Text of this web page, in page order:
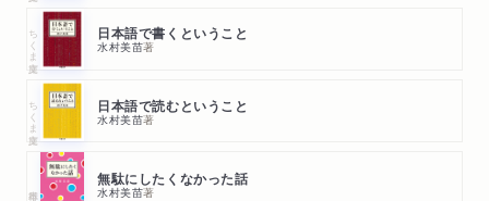
ちくま文庫 日本語で書くということ
水村美苗著
ちくま文庫 日本語で読むということ
水村美苗著
無駄にしたくなかった話
水村美苗著